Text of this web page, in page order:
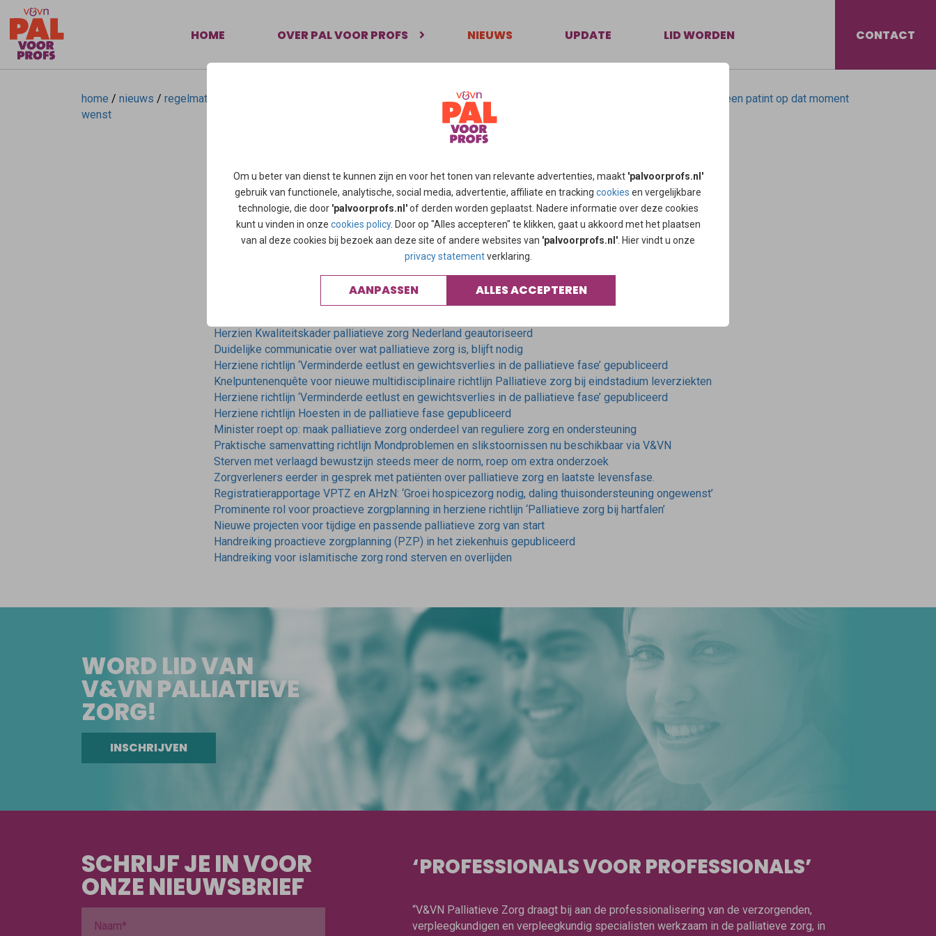
Om u beter van dienst te kunnen zijn en voor het tonen van relevante advertenties, maakt 'palvoorprofs.nl'
gebruik van functionele, analytische, social media, advertentie, affiliate en tracking cookies en vergelijkbare
technologie, die door 'palvoorprofs.nl'of derden worden geplaatst. Nadere informatie over deze cookies
kunt u vinden in onze cookies policy. Door op "Alles accepteren" te klikken, gaat u akkoord met het plaatsen
van al deze cookies bij bezoek aan deze site of andere websites van 'palvoorprofs.nl' . Hier vindt u onze
privacy statementverklaring.
AANPASSEN ALLES ACCEPTEREN
HOME OVER PAL VOOR PROFS NIEUWS UPDATE LID WORDEN CONTACT
home / nieuws / regelmatig gebruik van het utrecht symptoom dagboek 4d maakt zichtbaar welke aandacht van zorg en begeleiding een patint op dat moment
wenst
hier verder:Regelmatig gebruik van het Utrecht Symptoom Dagboek-4D maakt zichtbaar welke aandacht
van zorg en begeleiding een patiënt op dat moment wenst - Palliaweb
Share:
RECENT POSTS
Herzien Kwaliteitskader palliatieve zorg Nederland geautoriseerd
Duidelijke communicatie over wat palliatieve zorg is, blijft nodig
Herziene richtlijn ‘Verminderde eetlust en gewichtsverlies in de palliatieve fase’ gepubliceerd
Knelpuntenenquête voor nieuwe multidisciplinaire richtlijn Palliatieve zorg bij eindstadium leverziekten
Herziene richtlijn ‘Verminderde eetlust en gewichtsverlies in de palliatieve fase’ gepubliceerd
Herziene richtlijn Hoesten in de palliatieve fase gepubliceerd
Minister roept op: maak palliatieve zorg onderdeel van reguliere zorg en ondersteuning
Praktische samenvatting richtlijn Mondproblemen en slikstoornissen nu beschikbaar via V&VN
Sterven met verlaagd bewustzijn steeds meer de norm, roep om extra onderzoek
Zorgverleners eerder in gesprek met patiënten over palliatieve zorg en laatste levensfase.
Registratierapportage VPTZ en AHzN: ‘Groei hospicezorg nodig, daling thuisondersteuning ongewenst’
Prominente rol voor proactieve zorgplanning in herziene richtlijn ‘Palliatieve zorg bij hartfalen’
Nieuwe projecten voor tijdige en passende palliatieve zorg van start
Handreiking proactieve zorgplanning (PZP) in het ziekenhuis gepubliceerd
Handreiking voor islamitische zorg rond sterven en overlijden
WORD LID VAN
V&VN PALLIATIEVE
ZORG!
INSCHRIJVEN
SCHRIJF JE IN VOOR
ONZE NIEUWSBRIEF
‘PROFESSIONALS VOOR PROFESSIONALS’
“V&VN Palliatieve Zorg draagt bij aan de professionalisering van de verzorgenden,
verpleegkundigen en verpleegkundig specialisten werkzaam in de palliatieve zorg, in